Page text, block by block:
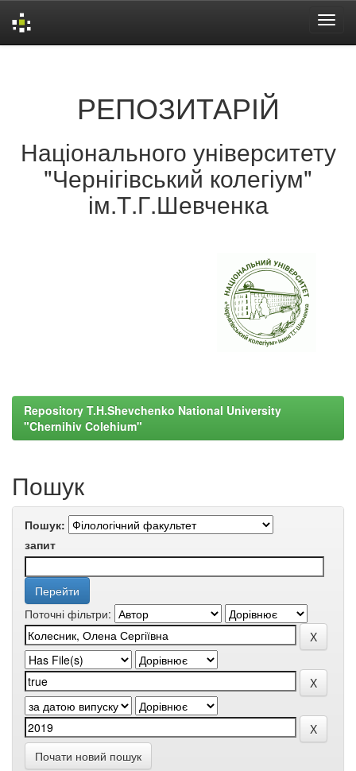
РЕПОЗИТАРІЙ
Національного університету
"Чернігівський колегіум"
ім.Т.Г.Шевченка
Repository T.H.Shevchenko National University
"Chernihiv Colehium"
Пошук
Пошук:
запит
Поточні фільтри:
Почати новий пошук